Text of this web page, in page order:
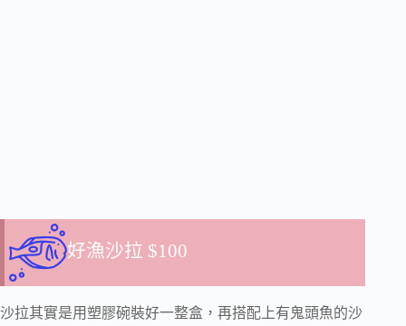
好漁沙拉 $100
沙拉其實是用塑膠碗裝好一整盒，再搭配上有鬼頭魚的沙